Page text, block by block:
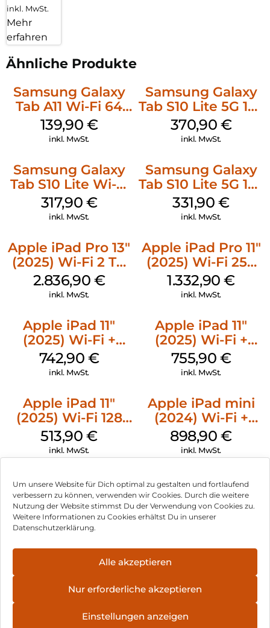
Um unsere Website für Dich optimal zu gestalten und fortlaufend
verbessern zu können, verwenden wir Cookies. Durch die weitere
Nutzung der Website stimmst Du der Verwendung von Cookies zu.
Weitere Informationen zu Cookies erhältst Du in unserer
Datenschutzerklärung.
Alle akzeptieren
Nur erforderliche akzeptieren
Einstellungen anzeigen
inkl. MwSt.
Mehr
erfahren
Ähnliche Produkte
Samsung Galaxy
Tab A11 Wi-Fi 64
GB Silver
139,90 €
inkl. MwSt.
Samsung Galaxy
Tab S10 Lite 5G 128
GB Silver
370,90 €
inkl. MwSt.
Samsung Galaxy
Tab S10 Lite Wi-Fi
128 GB Gray
317,90 €
inkl. MwSt.
Samsung Galaxy
Tab S10 Lite 5G 128
GB Gray
331,90€
inkl. MwSt.
Apple iPad Pro 13″
(2025) Wi-Fi 2 TB
Standardglas
Space Schwarz
2.836,90 €
inkl. MwSt.
Apple iPad Pro 11″
(2025) Wi-Fi 256
GB Standardglas
Silber
1.332,90€
inkl. MwSt.
Apple iPad 11″
(2025) Wi-Fi +
Cellular 128 GB
Silber
742,90 €
inkl. MwSt.
Apple iPad 11″
(2025) Wi-Fi +
Cellular 256 GB
Pink
755,90 €
inkl. MwSt.
Apple iPad 11″
(2025) Wi-Fi 128
GB Silber
513,90€
inkl. MwSt.
Apple iPad mini
(2024) Wi-Fi +
Cellular 256 GB
Space Grau
898,90€
inkl. MwSt.
Impressum
Hinweis zur Batterieentsorgung